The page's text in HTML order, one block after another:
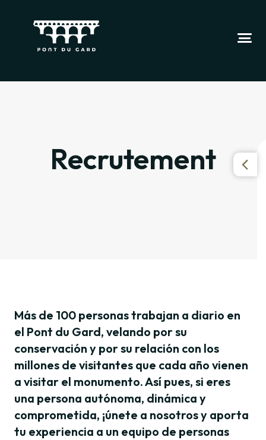
Recrutement
Más de 100 personas trabajan a diario en
el Pont du Gard, velando por su
conservación y por su relación con los
millones de visitantes que cada año vienen
a visitar el monumento. Así pues, si eres
una persona autónoma, dinámica y
comprometida, ¡únete a nosotros y aporta
tu experiencia a un equipo de personas